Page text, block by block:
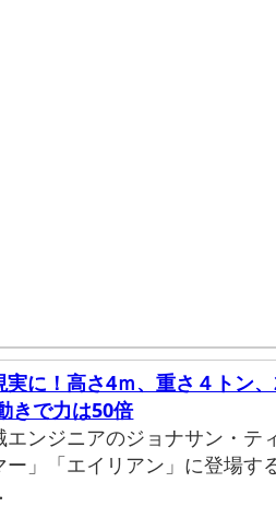
実に！高さ4ｍ、重さ４トン
きで力は50倍
ンジニアのジョナサン・テ
ー」「エイリアン」に登場す